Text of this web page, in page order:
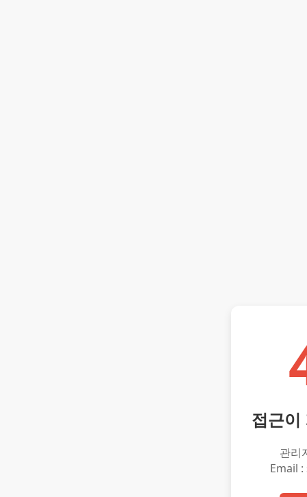
접근이
관리
Email